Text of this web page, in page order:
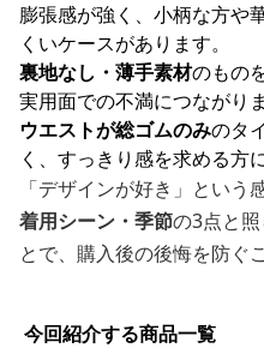
膨張感が強く、小柄な方や
くいケースがあります。
裏地なし・薄手素材のもの
実用面での不満につながりま
ウエストが総ゴムのみのタ
く、すっきり感を求める方
「デザインが好き」という
着用シーン・季節の3点と
とで、購入後の後悔を防ぐ
今回紹介する商品一覧